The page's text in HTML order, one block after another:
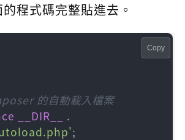
程式碼完整貼進去。
的自動載入檔案
__DIR__
;
Copy